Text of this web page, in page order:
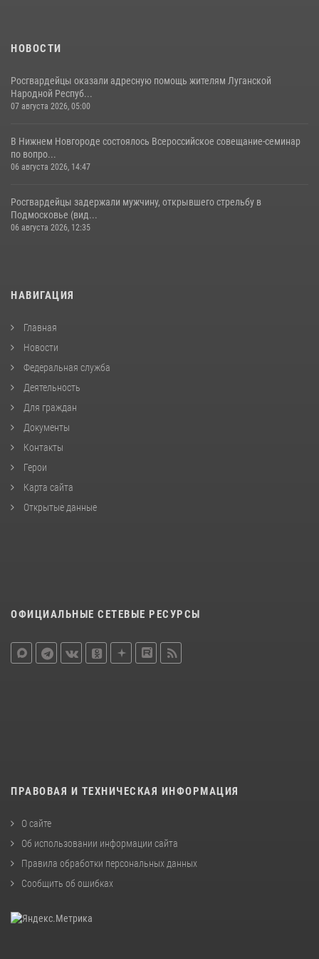
НОВОСТИ
Росгвардейцы оказали адресную помощь жителям Луганской
Народной Респуб...
07 августа 2026, 05:00
В Нижнем Новгороде состоялось Всероссийское совещание-семинар
по вопро...
06 августа 2026, 14:47
Росгвардейцы задержали мужчину, открывшего стрельбу в
Подмосковье (вид...
06 августа 2026, 12:35
НАВИГАЦИЯ
Главная
Новости
Федеральная служба
Деятельность
Для граждан
Документы
Контакты
Герои
Карта сайта
Открытые данные
ОФИЦИАЛЬНЫЕ СЕТЕВЫЕ РЕСУРСЫ
ПРАВОВАЯ И ТЕХНИЧЕСКАЯ ИНФОРМАЦИЯ
О сайте
Об использовании информации сайта
Правила обработки персональных данных
Сообщить об ошибках